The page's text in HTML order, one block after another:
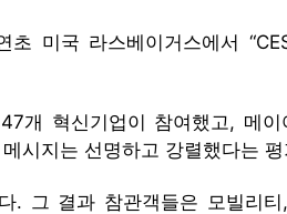
미국 라스베이거스에서
개 혁신기업이 참여했고, 메
시지는 선명하고 강렬했다는
. 그 결과 참관객들은 모빌리